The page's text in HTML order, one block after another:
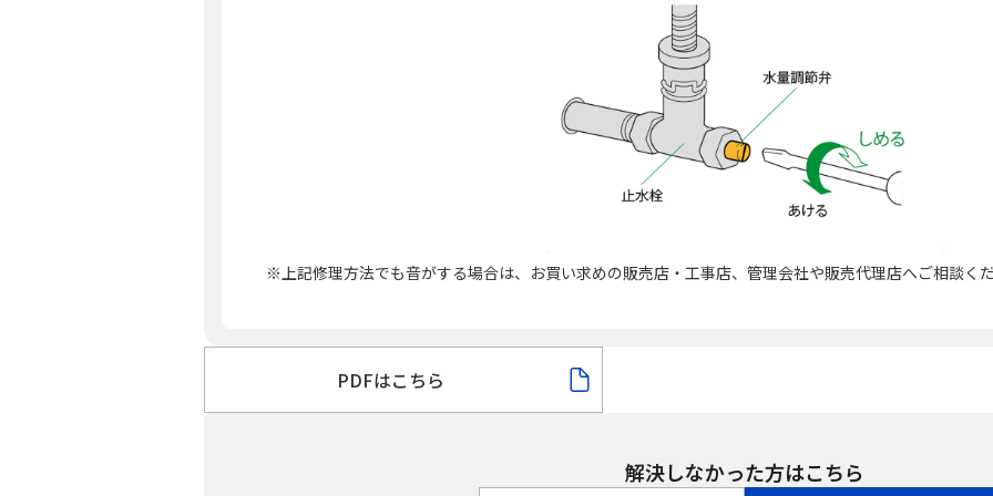
上記修理方法でも音がする場合は、お買い求めの販売店・工事店、管理会社や販売代理店へご相談く
PDFはこちら
解決しなかった方はこちら